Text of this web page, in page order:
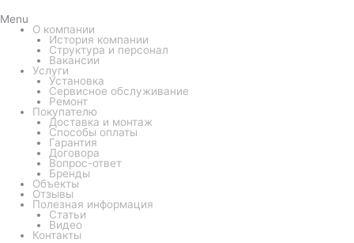
Menu
О компании
История компании
Структура и персонал
Вакансии
Услуги
Установка
Сервисное обслуживание
Ремонт
Покупателю
Доставка и монтаж
Способы оплаты
Гарантия
Договора
Вопрос-ответ
Бренды
Объекты
Отзывы
Полезная информация
Статьи
Видео
Контакты